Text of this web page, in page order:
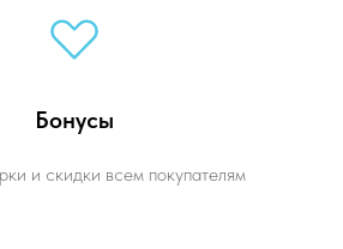
Бонусы
и скидки всем покупателям